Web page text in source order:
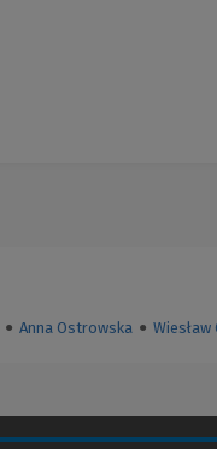
● Anna Ostrowska ● Wiesław